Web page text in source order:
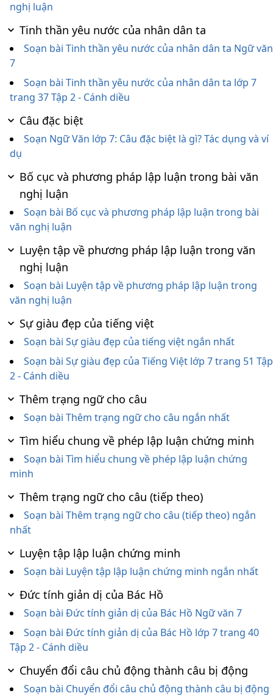
nghị luận
Tinh thần yêu nước của nhân dân ta
Soạn bài Tinh thần yêu nước của nhân dân ta Ngữ văn
7
Soạn bài Tinh thần yêu nước của nhân dân ta lớp 7
trang 37 Tập 2 - Cánh diều
Câu đặc biệt
Soạn Ngữ Văn lớp 7: Câu đặc biệt là gì? Tác dụng và ví
dụ
Bố cục và phương pháp lập luận trong bài văn
nghị luận
Soạn bài Bố cục và phương pháp lập luận trong bài
văn nghị luận
Luyện tập về phương pháp lập luận trong văn
nghị luận
Soạn bài Luyện tập về phương pháp lập luận trong
văn nghị luận
Sự giàu đẹp của tiếng việt
Soạn bài Sự giàu đẹp của tiếng việt ngắn nhất
Soạn bài Sự giàu đẹp của Tiếng Việt lớp 7 trang 51 Tập
2 - Cánh diều
Thêm trạng ngữ cho câu
Soạn bài Thêm trạng ngữ cho câu ngắn nhất
Tìm hiểu chung về phép lập luận chứng minh
Soạn bài Tìm hiểu chung về phép lập luận chứng
minh
Thêm trạng ngữ cho câu (tiếp theo)
Soạn bài Thêm trạng ngữ cho câu (tiếp theo) ngắn
nhất
Luyện tập lập luận chứng minh
Soạn bài Luyện tập lập luận chứng minh ngắn nhất
Đức tính giản dị của Bác Hồ
Soạn bài Đức tính giản dị của Bác Hồ Ngữ văn 7
Soạn bài Đức tính giản dị của Bác Hồ lớp 7 trang 40
Tập 2 - Cánh diều
Chuyển đổi câu chủ động thành câu bị động
Soạn bài Chuyển đổi câu chủ động thành câu bị động